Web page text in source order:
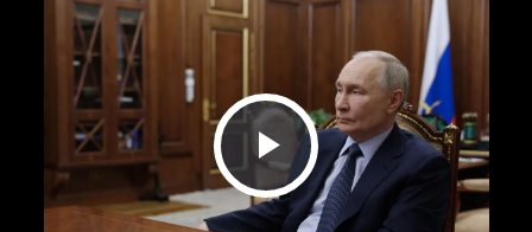
Play Video